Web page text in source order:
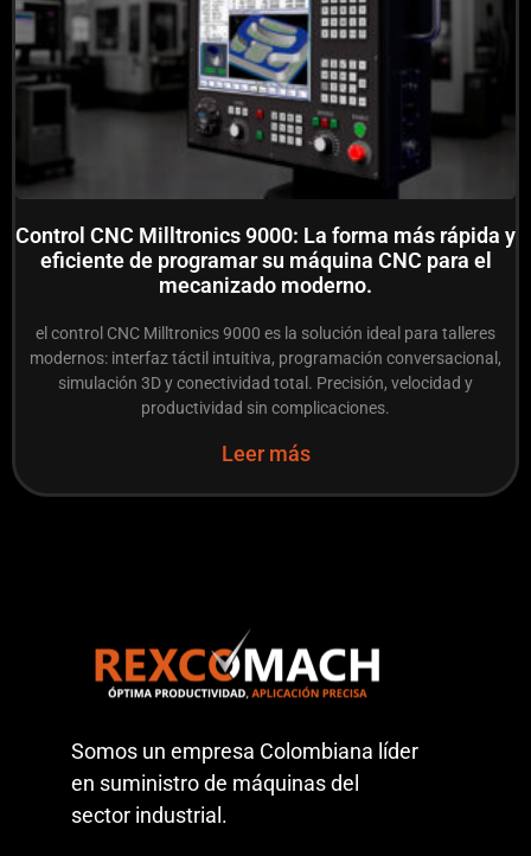
Control CNC Milltronics 9000: La forma más rápida y
eficiente de programar su máquina CNC para el
mecanizado moderno.
el control CNC Milltronics 9000 es la solución ideal para talleres
modernos: interfaz táctil intuitiva, programación conversacional,
simulación 3D y conectividad total. Precisión, velocidad y
productividad sin complicaciones.
Leer más
Somos un empresa Colombiana líder
en suministro de máquinas del
sector industrial.